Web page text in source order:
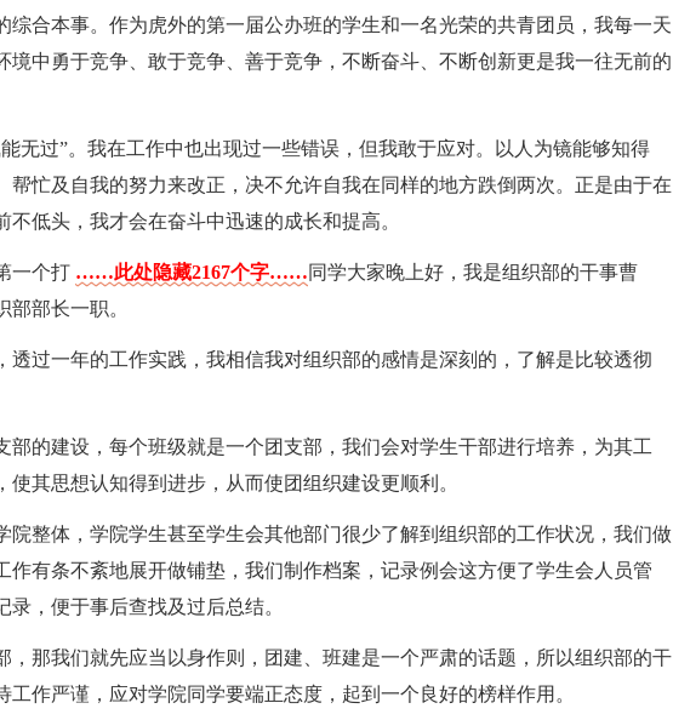
综合本事。作为虎外的第一届公办班的学生和一名光荣的共青团员，我每一天
境中勇于竞争、敢于竞争、善于竞争，不断奋斗、不断创新更是我一往无前的
无过”。我在工作中也出现过一些错误，但我敢于应对。以人为镜能够知得
帮忙及自我的努力来改正，决不允许自我在同样的地方跌倒两次。正是由于在
不低头，我才会在奋斗中迅速的成长和提高。
一个打 ……此处隐藏2167个字……同学大家晚上好，我是组织部的干事曹
部长一职。
透过一年的工作实践，我相信我对组织部的感情是深刻的，了解是比较透彻
部的建设，每个班级就是一个团支部，我们会对学生干部进行培养，为其工
其思想认知得到进步，从而使团组织建设更顺利。
院整体，学院学生甚至学生会其他部门很少了解到组织部的工作状况，我们做
作有条不紊地展开做铺垫，我们制作档案，记录例会这方便了学生会人员管
，便于事后查找及过后总结。
，那我们就先应当以身作则，团建、班建是一个严肃的话题，所以组织部的干
作严谨，应对学院同学要端正态度，起到一个良好的榜样作用。